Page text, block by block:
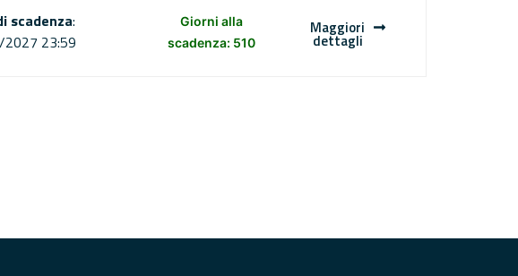
scadenza:
23:59
Giorni alla
scadenza: 510
Maggiori
dettagli